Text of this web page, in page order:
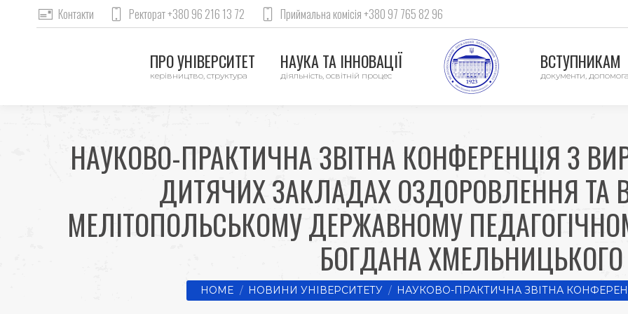
Контакти Ректорат +380 96 216 13 72 Приймальна комісія +380 97 765 82 96
ПРО УНІВЕРСИТЕТ
керівництво, структура
НАУКА ТА ІННОВАЦІЇ
діяльність, освітній процес
ВСТУПНИКАМ
документи, допомога
НАУКОВО-ПРАКТИЧНА ЗВІТНА КОНФЕРЕНЦІЯ З
ДИТЯЧИХ ЗАКЛАДАХ ОЗДОРОВЛЕННЯ ТА
МЕЛІТОПОЛЬСЬКОМУ ДЕРЖАВНОМУ
БОГДАНА ХМЕЛЬНИЦЬКОГО
You are here:
HOME НОВИНИ УНІВЕРСИТЕТУ НАУКОВО-ПРАКТИЧНА ЗВІТНА